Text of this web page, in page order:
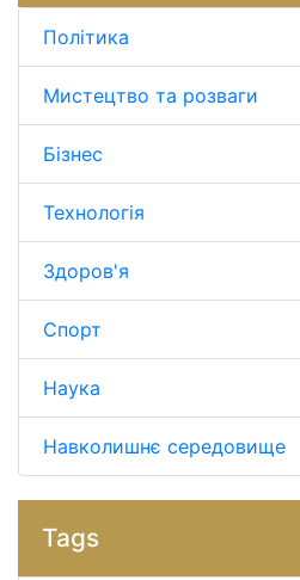
Політика
Мистецтво та розваги
Бізнес
Технологія
Здоров'я
Спорт
Наука
Навколишнє середовище
Tags